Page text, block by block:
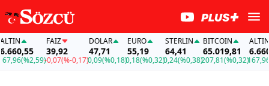
(%2,59)
FAİZ
39,92
-0,07(%-0,17)
DOLAR
47,71
0,09(%0,18)
EURO
55,19
0,18(%0,32)
STERLIN
64,41
0,24(%0,38)
BITCOIN
65.019,81
207,81(%0,32)
ALTIN
167,96